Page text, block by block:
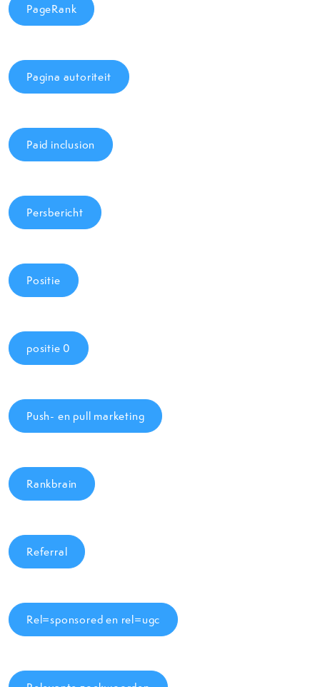
PageRank
Pagina autoriteit
Paid inclusion
Persbericht
Positie
positie 0
Push- en pull marketing
Rankbrain
Referral
Rel=sponsored en rel=ugc